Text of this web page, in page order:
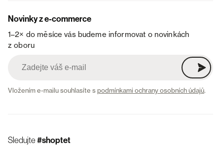
Novinky z e-commerce
1–2× do měsíce vás budeme informovat o novinkách
z oboru
Vložením e-mailu souhlasíte spodmínkami ochrany osobních údajů.
Sledujte#shoptet